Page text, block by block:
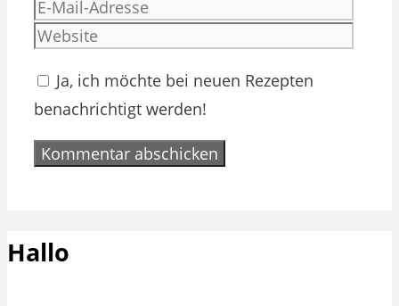
Ja, ich möchte bei neuen Rezepten
benachrichtigt werden!
Hallo